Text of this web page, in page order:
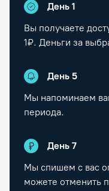
День 1
Вы получаете
1₽. Деньги за
День 5
Мы напоминаем
периода.
День 7
Мы спишем с вас
можете отменить